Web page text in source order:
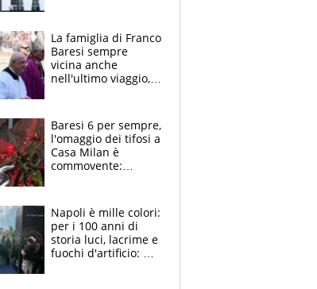
La famiglia di Franco
Baresi sempre
vicina anche
nell'ultimo viaggio,
circondati
dall'affetto dei tifosi
Baresi 6 per sempre,
l'omaggio dei tifosi a
Casa Milan è
commovente:
bigliettini
Napoli è mille colori:
per i 100 anni di
storia luci, lacrime e
fuochi d'artificio: De